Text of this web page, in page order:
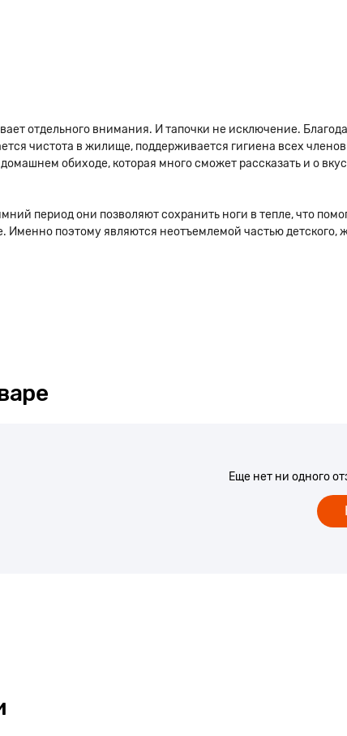
отдельного внимания. И тапочки не исключение.
чистота в жилище, поддерживается гигиена всех
обиходе, которая много сможет рассказать и о
период они позволяют сохранить ноги в тепле, что
Именно поэтому являются неотъемлемой частью детского,
Еще нет ни одного